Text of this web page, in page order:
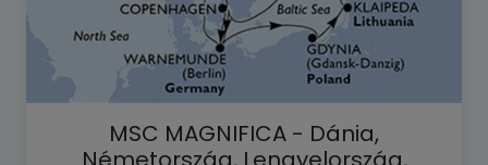
MSC MAGNIFICA - Dánia,